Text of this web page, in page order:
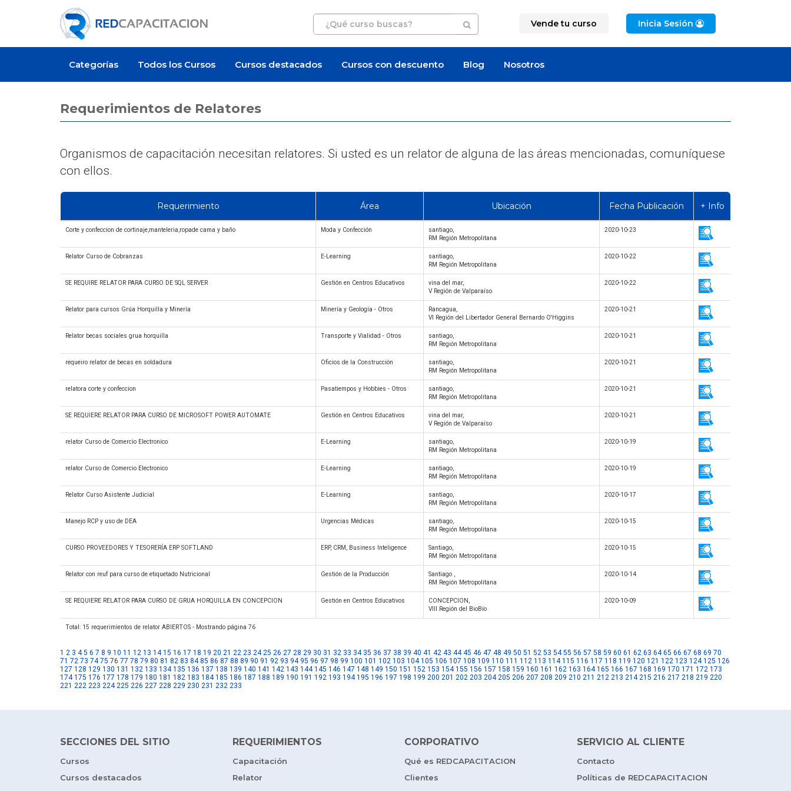
Vende tu curso Inicia Sesión
Categorías Todos los Cursos Cursos destacados Cursos con descuento Blog Nosotros
Requerimientos de Relatores
Organismos de capacitación necesitan relatores. Si usted es un relator de alguna de las áreas mencionadas, comuníquese
con ellos.
Requerimiento Área Ubicación Fecha Publicación + Info
Corte y confeccion de cortinaje,manteleria,ropade cama y baño Moda y Confección
santiago,
RM Región Metropolitana
2020-10-23
Relator Curso de Cobranzas E-Learning
santiago,
RM Región Metropolitana
2020-10-22
SE REQUIRE RELATOR PARA CURSO DE SQL SERVER Gestión en Centros Educativos
vina del mar,
V Región de Valparaíso
2020-10-22
Relator para cursos Grúa Horquilla y Minería Minería y Geología - Otros
Rancagua,
VI Región del Libertador General Bernardo O'Higgins
2020-10-21
Relator becas sociales grua horquilla Transporte y Vialidad - Otros
santiago,
RM Región Metropolitana
2020-10-21
requeiro relator de becas en soldadura Oficios de la Construcción
santiago,
RM Región Metropolitana
2020-10-21
relatora corte y confeccion Pasatiempos y Hobbies - Otros
santiago,
RM Región Metropolitana
2020-10-21
SE REQUIERE RELATOR PARA CURSO DE MICROSOFT POWER AUTOMATE Gestión en Centros Educativos
vina del mar,
V Región de Valparaíso
2020-10-21
relator Curso de Comercio Electronico E-Learning
santiago,
RM Región Metropolitana
2020-10-19
relator Curso de Comercio Electronico E-Learning
santiago,
RM Región Metropolitana
2020-10-19
Relator Curso Asistente Judicial E-Learning
santiago,
RM Región Metropolitana
2020-10-17
Manejo RCP y uso de DEA Urgencias Médicas
santiago,
RM Región Metropolitana
2020-10-15
CURSO PROVEEDORES Y TESORERÍA ERP SOFTLAND ERP, CRM, Business Inteligence
Santiago,
RM Región Metropolitana
2020-10-15
Relator con reuf para curso de etiquetado Nutricional Gestión de la Producción
Santiago ,
RM Región Metropolitana
2020-10-14
SE REQUIERE RELATOR PARA CURSO DE GRUA HORQUILLA EN CONCEPCION Gestión en Centros Educativos
CONCEPCION,
VIII Región del BioBío
2020-10-09
Total: 15 requerimientos de relator ABIERTOS - Mostrando página 76
1 2 3 4 5 6 7 8 9 10 11 12 13 14 15 16 17 18 19 20 21 22 23 24 25 26 27 28 29 30 31 32 33 34 35 36 37 38 39 40 41 42 43 44 45 46 47 48 49 50 51 52 53 54 55 56 57 58 59 60 61 62 63 64 65 66 67 68 69 70
71 72 73 74 75 76 77 78 79 80 81 82 83 84 85 86 87 88 89 90 91 92 93 94 95 96 97 98 99 100 101 102 103 104 105 106 107 108 109 110 111 112 113 114 115 116 117 118 119 120 121 122 123 124 125 126
127 128 129 130 131 132 133 134 135 136 137 138 139 140 141 142 143 144 145 146 147 148 149 150 151 152 153 154 155 156 157 158 159 160 161 162 163 164 165 166 167 168 169 170 171 172 173
174 175 176 177 178 179 180 181 182 183 184 185 186 187 188 189 190 191 192 193 194 195 196 197 198 199 200 201 202 203 204 205 206 207 208 209 210 211 212 213 214 215 216 217 218 219 220
221 222 223 224 225 226 227 228 229 230 231 232 233
SECCIONES DEL SITIO
Cursos
Cursos destacados
REQUERIMIENTOS
Capacitación
Relator
CORPORATIVO
Qué es REDCAPACITACION
Clientes
SERVICIO AL CLIENTE
Contacto
Políticas de REDCAPACITACION